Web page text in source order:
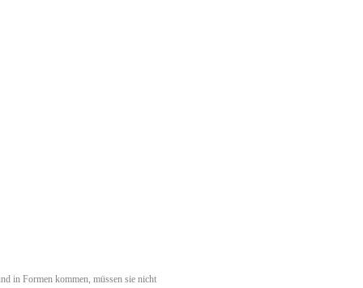
in Formen kommen, müssen sie nicht